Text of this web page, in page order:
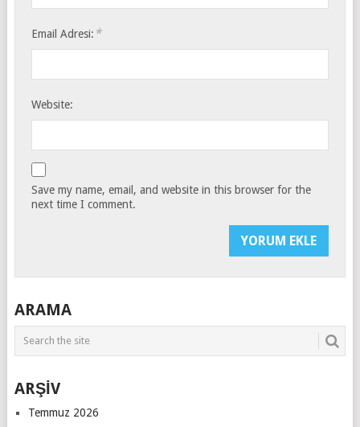
Email Adresi: *
Website:
Save my name, email, and website in this browser for the
next time I comment.
ARAMA
ARŞİV
Temmuz 2026